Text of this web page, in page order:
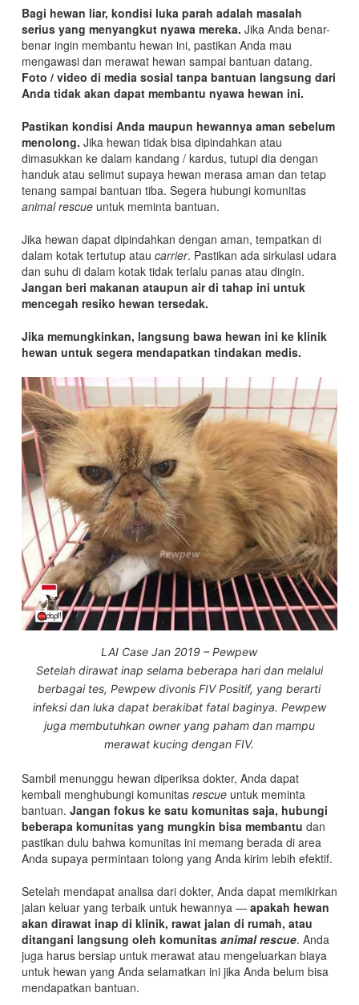
Bagi hewan liar, kondisi luka parah adalah masalah
serius yang menyangkut nyawa mereka. Jika Anda benar-
benar ingin membantu hewan ini, pastikan Anda mau
mengawasi dan merawat hewan sampai bantuan datang.
Foto / video di media sosial tanpa bantuan langsung dari
Anda tidak akan dapat membantu nyawa hewan ini.
Pastikan kondisi Anda maupun hewannya aman sebelum
menolong. Jika hewan tidak bisa dipindahkan atau
dimasukkan ke dalam kandang / kardus, tutupi dia dengan
handuk atau selimut supaya hewan merasa aman dan tetap
tenang sampai bantuan tiba. Segera hubungi komunitas
animal rescueuntuk meminta bantuan.
Jika hewan dapat dipindahkan dengan aman, tempatkan di
dalam kotak tertutup atau carrier. Pastikan ada sirkulasi udara
dan suhu di dalam kotak tidak terlalu panas atau dingin.
Jangan beri makanan ataupun air di tahap ini untuk
mencegah resiko hewan tersedak.
Jika memungkinkan, langsung bawa hewan ini ke klinik
hewan untuk segera mendapatkan tindakan medis.
LAI Case Jan 2019 – Pewpew
Setelah dirawat inap selama beberapa hari dan melalui
berbagai tes, Pewpew divonis FIV Positif, yang berarti
infeksi dan luka dapat berakibat fatal baginya. Pewpew
juga membutuhkan owner yang paham dan mampu
merawat kucing dengan FIV.
Sambil menunggu hewan diperiksa dokter, Anda dapat
kembali menghubungi komunitas rescueuntuk meminta
bantuan. Jangan fokus ke satu komunitas saja, hubungi
beberapa komunitas yang mungkin bisa membantu dan
pastikan dulu bahwa komunitas ini memang berada di area
Anda supaya permintaan tolong yang Anda kirim lebih efektif.
Setelah mendapat analisa dari dokter, Anda dapat memikirkan
jalan keluar yang terbaik untuk hewannya — apakah hewan
akan dirawat inap di klinik, rawat jalan di rumah, atau
ditangani langsung oleh komunitas animal rescue. Anda
juga harus bersiap untuk merawat atau mengeluarkan biaya
untuk hewan yang Anda selamatkan ini jika Anda belum bisa
mendapatkan bantuan.